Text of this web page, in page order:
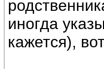
иногда
кажется),